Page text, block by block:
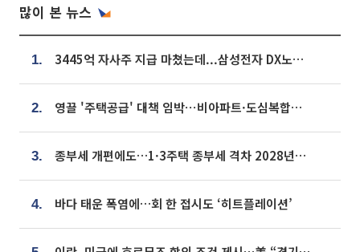
많이 본 뉴스
1. 3445억 자사주 지급 마쳤는데...삼성전자 DX노조, 뒤늦은 '떼쓰기 집회'
2. 영끌 '주택공급' 대책 임박⋯비아파트·도심복합까지 총동원
3. 종부세 개편에도…1·3주택 종부세 격차 2028년부터 확대
4. 바다 태운 폭염에…회 한 접시도 ‘히트플레이션’